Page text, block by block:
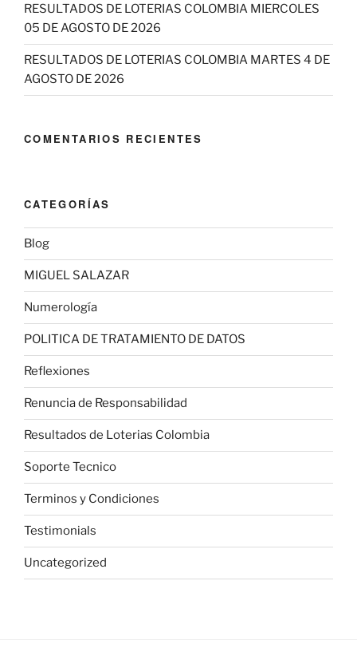
RESULTADOS DE LOTERIAS COLOMBIA MIERCOLES
05 DE AGOSTO DE 2026
RESULTADOS DE LOTERIAS COLOMBIA MARTES 4 DE
AGOSTO DE 2026
COMENTARIOS RECIENTES
CATEGORÍAS
Blog
MIGUEL SALAZAR
Numerología
POLITICA DE TRATAMIENTO DE DATOS
Reflexiones
Renuncia de Responsabilidad
Resultados de Loterias Colombia
Soporte Tecnico
Terminos y Condiciones
Testimonials
Uncategorized